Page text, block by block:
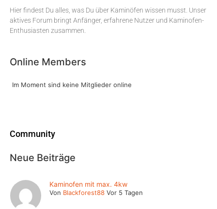
Hier findest Du alles, was Du über Kaminöfen wissen musst. Unser
aktives Forum bringt Anfänger, erfahrene Nutzer und Kaminofen-
Enthusiasten zusammen.
Online Members
Im Moment sind keine Mitglieder online
Community
Neue Beiträge
Kaminofen mit max. 4kw
Von Blackforest88 Vor 5 Tagen